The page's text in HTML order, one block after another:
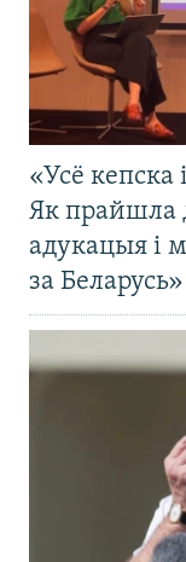
«Усё кепска
Як прайшла
адукацыя і
за Беларусь»